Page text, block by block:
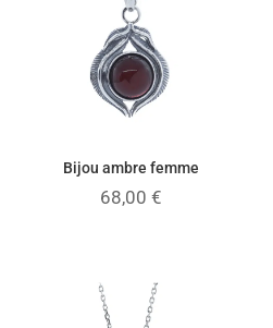
Bijou ambre femme
68,00 €